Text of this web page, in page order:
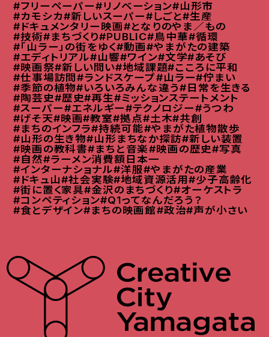
#フリーペーパー#リノベーション#山形市
#カモシカ#新しいスーパー#しごと#生産
#ドキュメンタリー映画#となりのやま／もの
#技術#まちづくり#PUBLIC#鳥中華#循環
#「山ラー」の街をゆく#動画#やまがたの建築
#エディトリアル#山響#ワイン#文学#あそび
#映画祭#新しい問い#地域課題#こころに平和
#仕事場訪問#ランドスケープ#山ラー#佇まい
#季節の植物#いろいろみんな違う#日常を生きる
#陶芸史#歴史#再生#ミッションステートメント
#スーパー#エネルギー#テクノロジー#うつわ
#げそ天#映画#教室#拠点#土木#共創
#まちのインフラ#持続可能#やまがた植物散歩
#山形の生き物#山形まちなか探訪#新しい装置
#映画の教科書#まちと音楽#映画の歴史#写真
#自然#ラーメン消費額日本一
#インターナショナル#洋服#やまがたの産業
#ドキュ山#社会実験#地域資源活用#少子高齢化
#街に置く家具#金沢のまちづくり#オーケストラ
#コンペティション#Q1ってなんだろう？
#食とデザイン#まちの映画館#政治#声が小さい